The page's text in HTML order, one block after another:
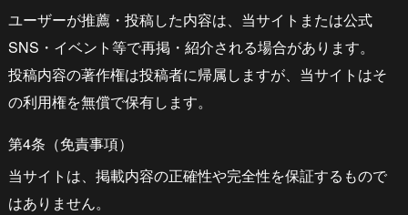
ユーザーが推薦・投稿した内容は、当サイトまたは公式
SNS・イベント等で再掲・紹介される場合があります。
投稿内容の著作権は投稿者に帰属しますが、当サイトはそ
の利用権を無償で保有します。
第4条（免責事項）
当サイトは、掲載内容の正確性や完全性を保証するもので
はありません。